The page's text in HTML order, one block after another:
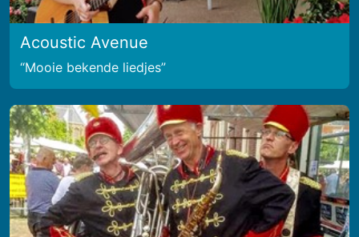
Acoustic Avenue
Mooie bekende liedjes